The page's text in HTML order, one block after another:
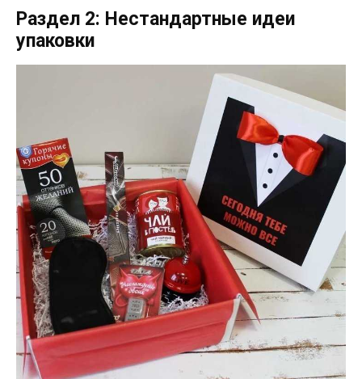
Раздел 2: Нестандартные идеи
упаковки